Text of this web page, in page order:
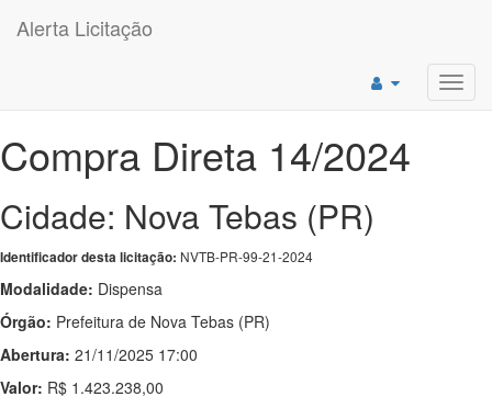
Alerta Licitação
Compra Direta 14/2024
Cidade: Nova Tebas (PR)
Identificador desta licitação: NVTB-PR-99-21-2024
Modalidade: Dispensa
Órgão: Prefeitura de Nova Tebas (PR)
Abertura: 21/11/2025 17:00
Valor: R$ 1.423.238,00